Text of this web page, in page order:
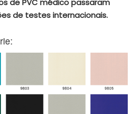
de PVC médico passaram
de testes internacionais.